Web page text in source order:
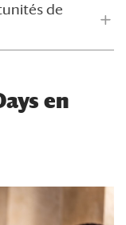
de
en